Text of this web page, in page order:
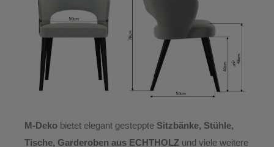
M-Deko bietet elegant gesteppte Sitzbänke, Stühle,
Tische, Garderoben aus ECHTHOLZ und viele weitere